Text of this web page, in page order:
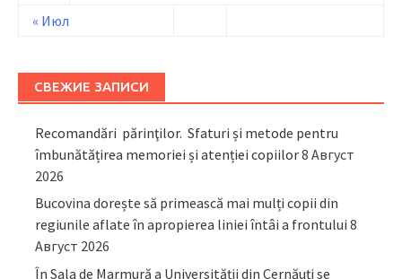
« Июл
СВЕЖИЕ ЗАПИСИ
Recomandări părinţilor. Sfaturi și metode pentru
îmbunătățirea memoriei și atenției copiilor8 Август
2026
Bucovina dorește să primească mai mulți copii din
regiunile aflate în apropierea liniei întâi a frontului 8
Август 2026
În Sala de Marmură a Universității din Cernăuți se